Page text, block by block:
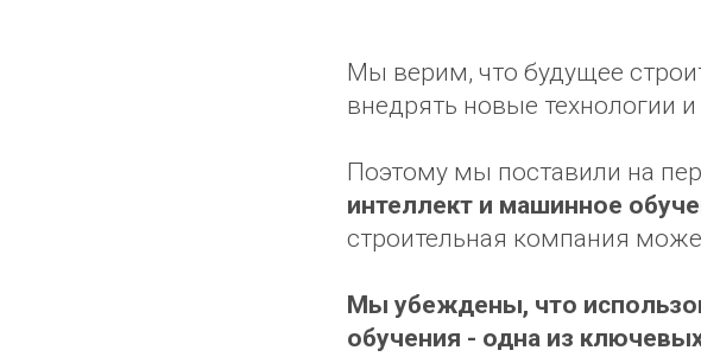
Мы верим, что будущее
внедрять новые технологии
Поэтому мы поставили на
интеллект и машинное
строительная компания
Мы убеждены, что
обучения - одна из